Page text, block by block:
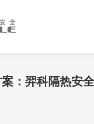
：羿科隔热安